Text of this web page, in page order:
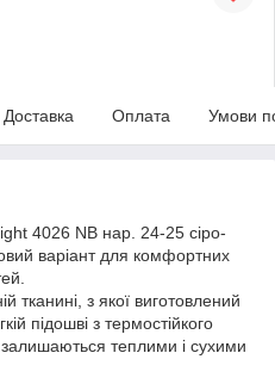
Доставка Оплата Умови
4026 NB нар. 24-25 сіро-
варіант для комфортних
тканині, з якої виготовлений
підошві з термостійкого
залишаються теплими і сухими